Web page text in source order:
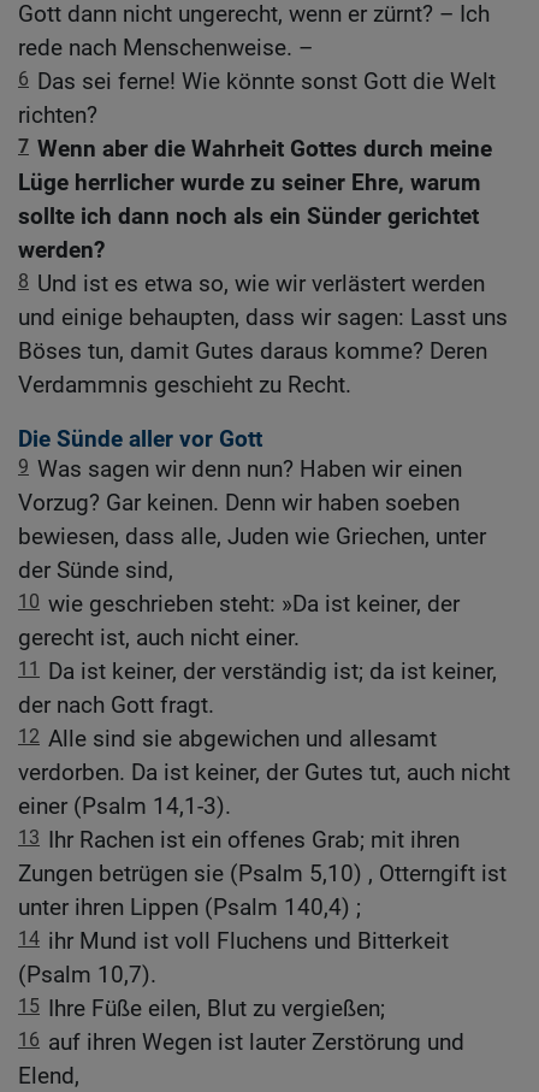
Gott dann nicht ungerecht, wenn er zürnt? – Ich
rede nach Menschenweise. –
6 Das sei ferne! Wie könnte sonst Gott die Welt
richten?
7 Wenn aber die Wahrheit Gottes durch meine
Lüge herrlicher wurde zu seiner Ehre, warum
sollte ich dann noch als ein Sünder gerichtet
werden?
8 Und ist es etwa so, wie wir verlästert werden
und einige behaupten, dass wir sagen: Lasst uns
Böses tun, damit Gutes daraus komme? Deren
Verdammnis geschieht zu Recht.
Die Sünde aller vor Gott
9 Was sagen wir denn nun? Haben wir einen
Vorzug? Gar keinen. Denn wir haben soeben
bewiesen, dass alle, Juden wie Griechen, unter
der Sünde sind,
10 wie geschrieben steht: »Da ist keiner, der
gerecht ist, auch nicht einer.
11
Da ist keiner, der verständig ist; da ist keiner,
der nach Gott fragt.
12 Alle sind sie abgewichen und allesamt
verdorben. Da ist keiner, der Gutes tut, auch nicht
einer (Psalm 14,1-3).
13 Ihr Rachen ist ein offenes Grab; mit ihren
Zungen betrügen sie (Psalm 5,10) , Otterngift ist
unter ihren Lippen (Psalm 140,4) ;
14 ihr Mund ist voll Fluchens und Bitterkeit
(Psalm 10,7).
15 Ihre Füße eilen, Blut zu vergießen;
16 auf ihren Wegen ist lauter Zerstörung und
Elend,